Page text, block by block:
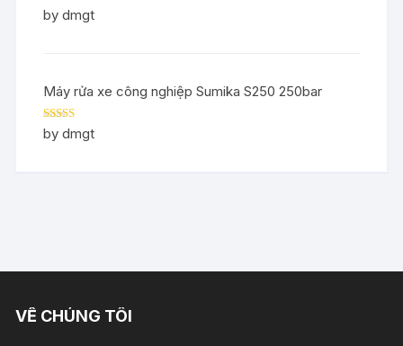
Rated5out
of 5
by dmgt
Máy rửa xe công nghiệp Sumika S250 250bar
Rated5out
of 5
by dmgt
VỀ CHÚNG TÔI